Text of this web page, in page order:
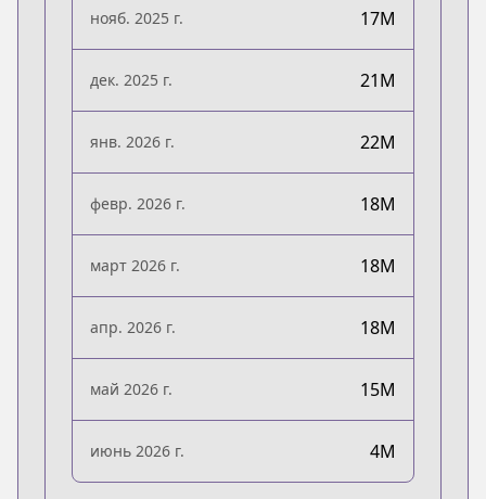
нояб. 2025 г. 17M
дек. 2025 г. 21M
янв. 2026 г. 22M
февр. 2026 г. 18M
март 2026 г. 18M
апр. 2026 г. 18M
май 2026 г. 15M
июнь 2026 г. 4M